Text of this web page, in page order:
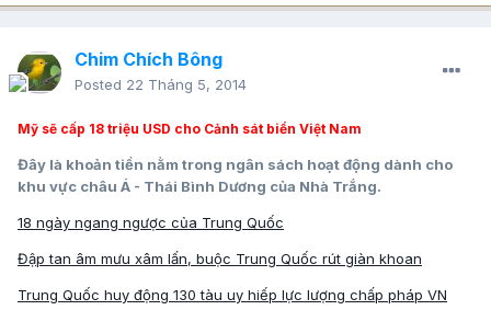
Chim Chích Bông
Posted 22 Tháng 5, 2014
Mỹ sẽ cấp 18 triệu USD cho Cảnh sát biển Việt Nam
Đây là khoản tiền nằm trong ngân sách hoạt động dành cho
khu vực châu Á - Thái Bình Dương của Nhà Trắng.
18 ngày ngang ngược của Trung Quốc
Đập tan âm mưu xâm lấn, buộc Trung Quốc rút giàn khoan
Trung Quốc huy động 130 tàu uy hiếp lực lượng chấp pháp VN